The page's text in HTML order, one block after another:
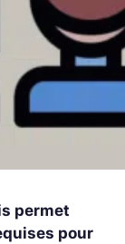
permet
pour